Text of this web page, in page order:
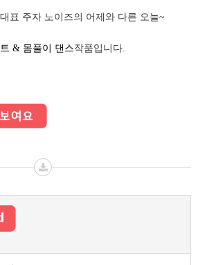
표 주자 노이즈의 어제와 다른 오늘~
& 몸풀이 댄스작품입니다.